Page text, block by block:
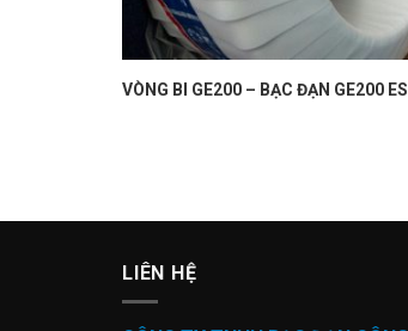
VÒNG BI GE200 – BẠC ĐẠN GE200 ES
LIÊN HỆ